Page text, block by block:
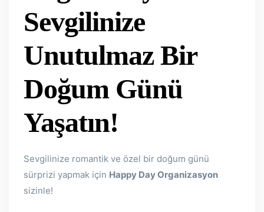
Sevgilinize
Unutulmaz Bir
Doğum Günü
Yaşatın!
Sevgilinize romantik ve özel bir doğum günü
sürprizi yapmak için Happy Day Organizasyon
sizinle!